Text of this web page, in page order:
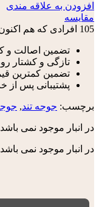
افزودن به علاقه مندی
مقایسه
105 افرادی که هم
تضمین اصالت و
تازگی و کشتار
تضمین کمترین
پشتیبانی پس از
برچسب: جوجه تند,
در انبار موجود نمی باشد
در انبار موجود نمی باشد